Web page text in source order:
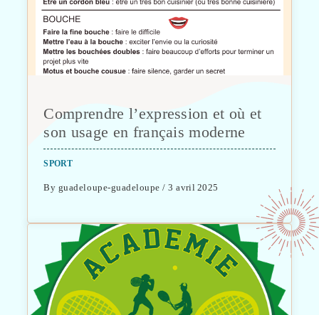
Comprendre l’expression et où et
son usage en français moderne
SPORT
By guadeloupe-guadeloupe / 3 avril 2025